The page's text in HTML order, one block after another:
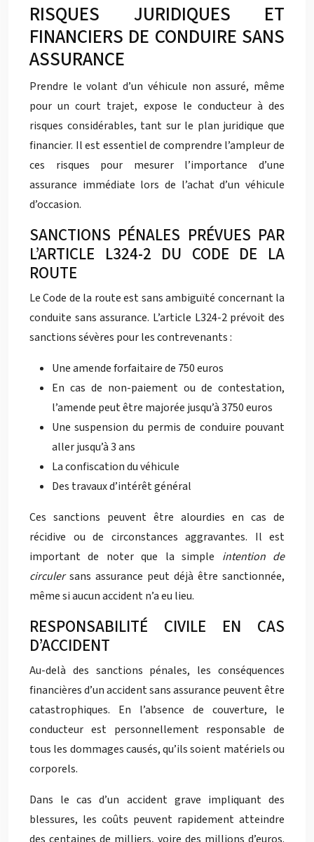
RISQUES JURIDIQUES ET
FINANCIERS DE CONDUIRE SANS
ASSURANCE
Prendre le volant d’un véhicule non assuré, même
pour un court trajet, expose le conducteur à des
risques considérables, tant sur le plan juridique que
financier. Il est essentiel de comprendre l’ampleur de
ces risques pour mesurer l’importance d’une
assurance immédiate lors de l’achat d’un véhicule
d’occasion.
SANCTIONS PÉNALES PRÉVUES PAR
L’ARTICLE L324-2 DU CODE DE LA
ROUTE
Le Code de la route est sans ambiguïté concernant la
conduite sans assurance. L’article L324-2 prévoit des
sanctions sévères pour les contrevenants :
Une amende forfaitaire de 750 euros
En cas de non-paiement ou de contestation,
l’amende peut être majorée jusqu’à 3750 euros
Une suspension du permis de conduire pouvant
aller jusqu’à 3 ans
La confiscation du véhicule
Des travaux d’intérêt général
Ces sanctions peuvent être alourdies en cas de
récidive ou de circonstances aggravantes. Il est
important de noter que la simple intention de
circulersans assurance peut déjà être sanctionnée,
même si aucun accident n’a eu lieu.
RESPONSABILITÉ CIVILE EN CAS
D’ACCIDENT
Au-delà des sanctions pénales, les conséquences
financières d’un accident sans assurance peuvent être
catastrophiques. En l’absence de couverture, le
conducteur est personnellement responsable de
tous les dommages causés, qu’ils soient matériels ou
corporels.
Dans le cas d’un accident grave impliquant des
blessures, les coûts peuvent rapidement atteindre